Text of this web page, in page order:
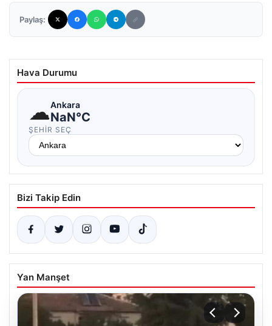
Paylaş:
Hava Durumu
☁Ankara
NaN°C
ŞEHIR SEÇ
Bizi Takip Edin
Yan Manşet